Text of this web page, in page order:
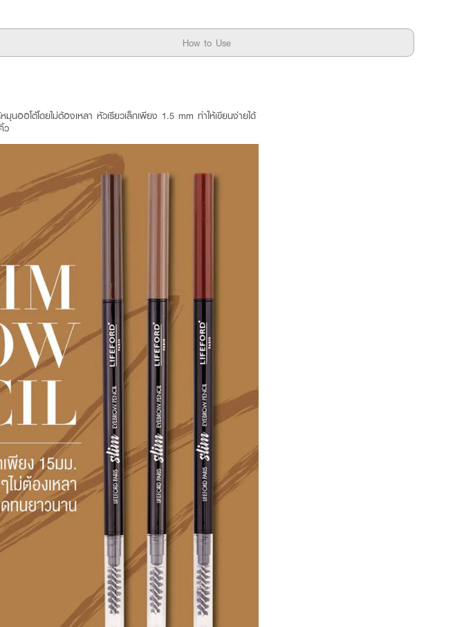
How to Use
ออโต้โดยไม่ต้องเหลา หัวเรียวเล็กเพียง 1.5 mm ทำให้เขียนง่ายได้
ว